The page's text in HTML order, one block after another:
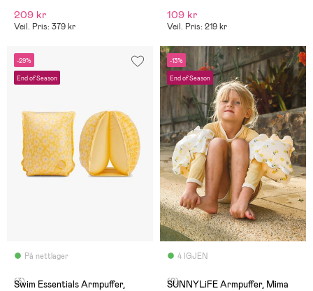
209 kr
Veil. Pris: 379 kr
109 kr
Veil. Pris: 219 kr
-29%
End of Season
På nettlager
(3)
Swim Essentials Armpuffer,
-13%
End of Season
4 IGJEN
(0)
SUNNYLiFE Armpuffer, Mima